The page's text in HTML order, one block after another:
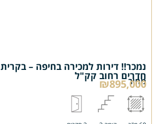
חדרים רחוב קק"ל
מחיר
₪895,000